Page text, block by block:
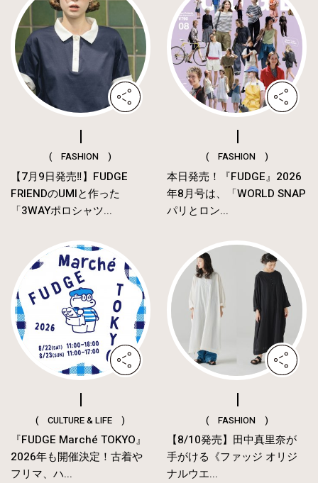
( FASHION )
【7月9日発売‼︎】FUDGE
FRIENDのUMIと作った
「3WAYポロシャツ...
( FASHION )
本日発売！『FUDGE』2026
年8月号は、「WORLD SNAP
パリとロン...
( CULTURE & LIFE )
『FUDGE Marché TOKYO』
2026年も開催決定！古着や
フリマ、ハ...
( FASHION )
【8/10発売】田中真里奈が
手がける《ファッジ オリジ
ナルウエ...